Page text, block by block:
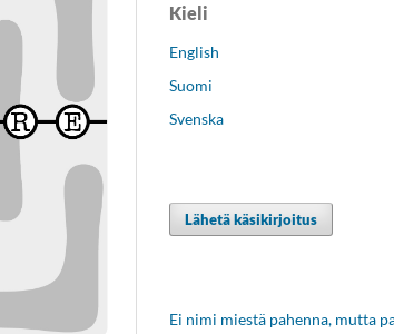
Kieli
English
Suomi
Svenska
Lähetä käsikirjoitus
Ei nimi miestä pahenna, mutta